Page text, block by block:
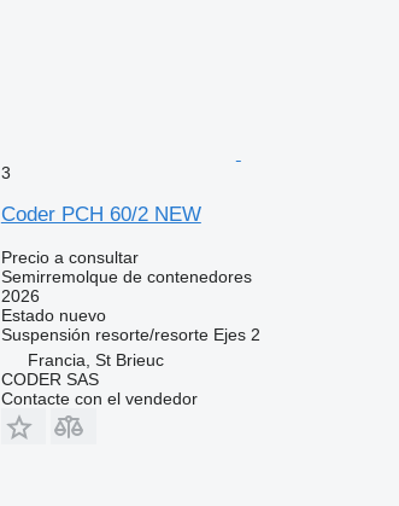
3
Coder PCH 60/2 NEW
Precio a consultar
Semirremolque de contenedores
2026
Estadonuevo
Suspensión resorte/resorte Ejes 2
Francia, St Brieuc
CODER SAS
Contacte con el vendedor